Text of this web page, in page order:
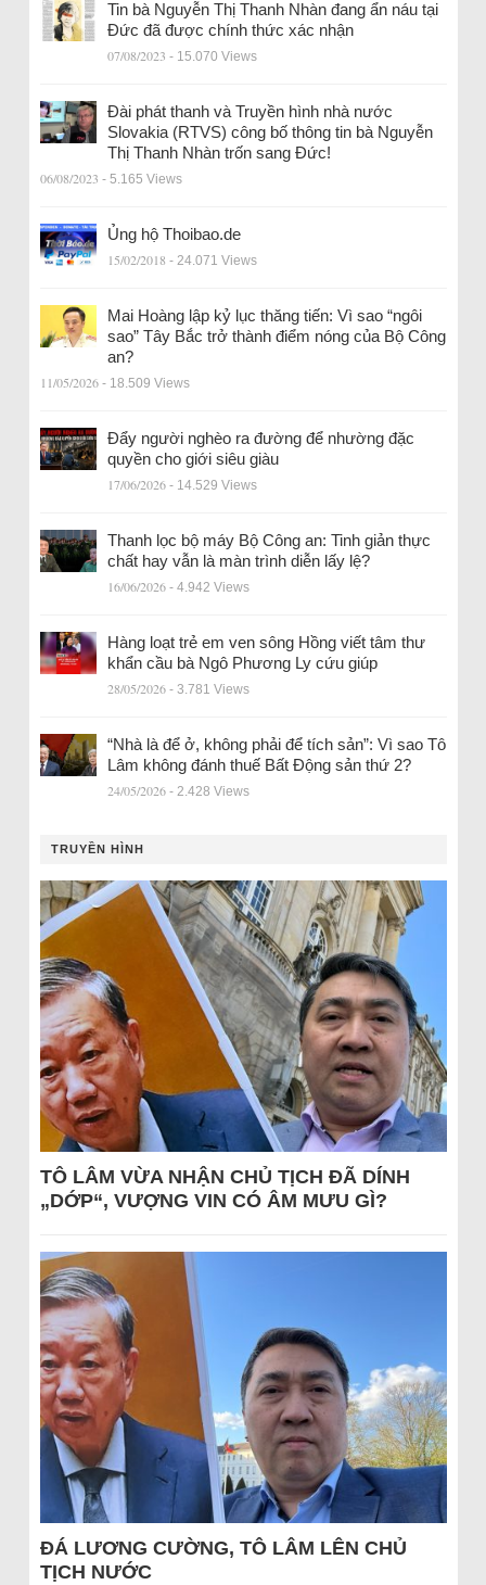
Tin bà Nguyễn Thị Thanh Nhàn đang ẩn náu tại
Đức đã được chính thức xác nhận
07/08/2023 - 15.070 Views
Đài phát thanh và Truyền hình nhà nước
Slovakia (RTVS) công bố thông tin bà Nguyễn
Thị Thanh Nhàn trốn sang Đức!
06/08/2023 - 5.165 Views
Ủng hộ Thoibao.de
15/02/2018 - 24.071 Views
Mai Hoàng lập kỷ lục thăng tiến: Vì sao “ngôi
sao” Tây Bắc trở thành điểm nóng của Bộ Công
an?
11/05/2026 - 18.509 Views
Đẩy người nghèo ra đường để nhường đặc
quyền cho giới siêu giàu
17/06/2026 - 14.529 Views
Thanh lọc bộ máy Bộ Công an: Tinh giản thực
chất hay vẫn là màn trình diễn lấy lệ?
16/06/2026 - 4.942 Views
Hàng loạt trẻ em ven sông Hồng viết tâm thư
khẩn cầu bà Ngô Phương Ly cứu giúp
28/05/2026 - 3.781 Views
“Nhà là để ở, không phải để tích sản”: Vì sao Tô
Lâm không đánh thuế Bất Động sản thứ 2?
24/05/2026 - 2.428 Views
TRUYỀN HÌNH
TÔ LÂM VỪA NHẬN CHỦ TỊCH ĐÃ DÍNH
„DỚP“, VƯỢNG VIN CÓ ÂM MƯU GÌ?
ĐÁ LƯƠNG CƯỜNG, TÔ LÂM LÊN CHỦ
TỊCH NƯỚC